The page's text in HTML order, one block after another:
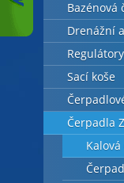
Bazénová
Drenážní
Sací koše
Čerpadla